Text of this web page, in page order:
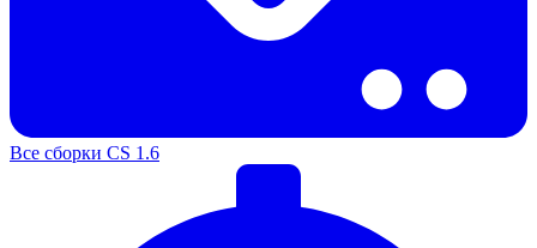
Все сборки CS 1.6